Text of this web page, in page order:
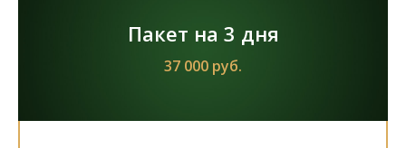
Пакет на 3 дня
37 000 руб.